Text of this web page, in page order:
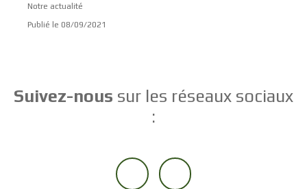
Notre actualité
Publié le 08/09/2021
Suivez-nous sur les réseaux sociaux
: